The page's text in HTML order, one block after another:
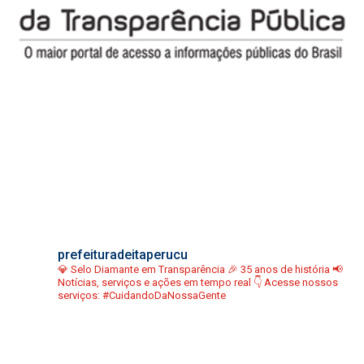
prefeituradeitaperucu
💎 Selo Diamante em Transparência 🎉 35 anos de história 📢
Notícias, serviços e ações em tempo real 👇 Acesse nossos
serviços: #CuidandoDaNossaGente